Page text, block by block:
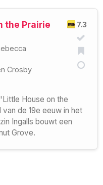
7.3
the Prairie
Crosby
House on the
de 19e eeuw in het
Ingalls bouwt een
Grove.